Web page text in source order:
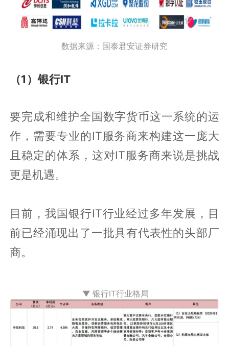
数据来源：国泰君安证券研究
（1）银行IT
要完成和维护全国数字货币这一系统的运
作，需要专业的IT服务商来构建这一庞大
且稳定的体系，这对IT服务商来说是挑战
更是机遇。
目前，我国银行IT行业经过多年发展，目
前已经涌现出了一批具有代表性的头部厂
商。
▼ 银行IT行业格局